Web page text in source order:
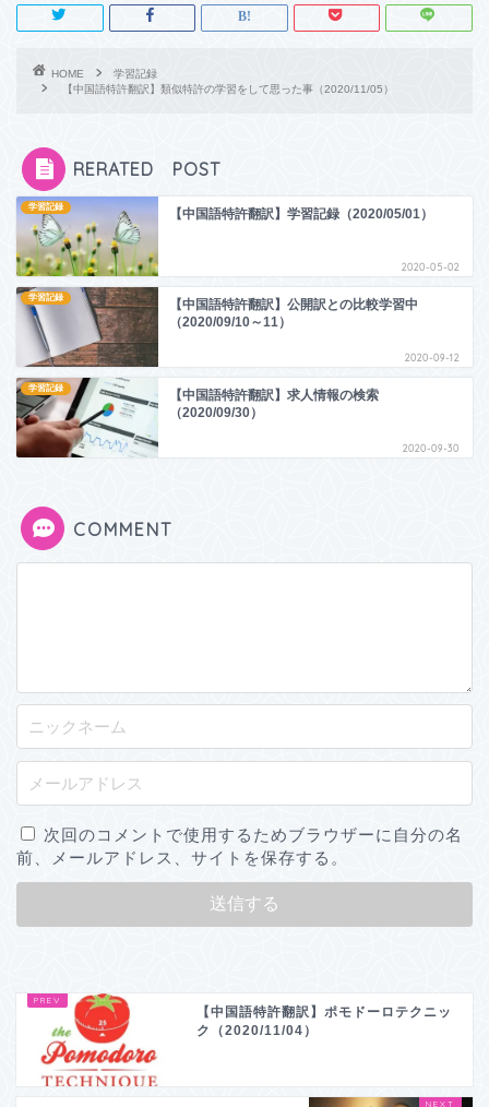
HOME
学習記録
【中国語特許翻訳】類似特許の学習をして思った事（2020/11/05）
RERATED POST
学習記録 【中国語特許翻訳】学習記録（2020/05/01）
2020-05-02
学習記録
【中国語特許翻訳】公開訳との比較学習中
（2020/09/10～11）
2020-09-12
学習記録
【中国語特許翻訳】求人情報の検索
（2020/09/30）
2020-09-30
COMMENT
次回のコメントで使用するためブラウザーに自分の名
前、メールアドレス、サイトを保存する。
【中国語特許翻訳】ポモドーロテクニッ
ク（2020/11/04）